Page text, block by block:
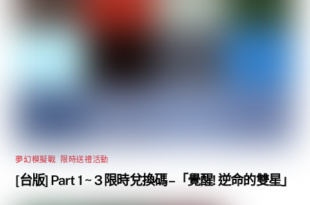
夢幻模擬戰 限時送禮活動
[台版] Part 1 ~ 3 限時兌換碼 –「覺醒! 逆命的雙星」